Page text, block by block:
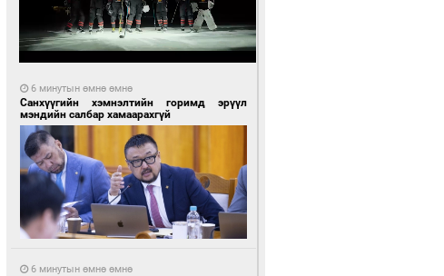
6 минутын өмнө өмнө
Санхүүгийн хэмнэлтийн горимд эрүүл
мэндийн салбар хамаарахгүй
6 минутын өмнө өмнө